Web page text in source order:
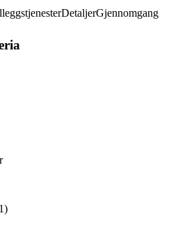
DetaljerGjennomgang